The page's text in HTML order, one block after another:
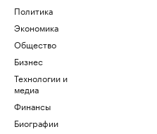
Политика
Экономика
Общество
Бизнес
Технологии и
медиа
Финансы
Биографии